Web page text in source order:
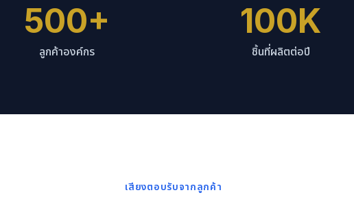
500+
ลูกค้าองค์กร
100K
ชิ้นที่ผลิตต่อปี
เสียงตอบรับจากลูกค้า